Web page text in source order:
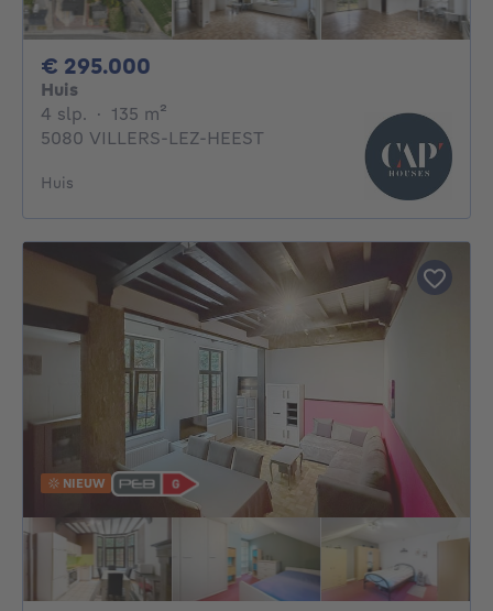
€ 295.000
Huis
4 slp. 4 slaapkamers
· 135 m²
5080 VILLERS-LEZ-HEEST
Huis
NIEUW